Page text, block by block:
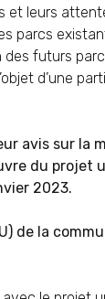
et leurs
parcs
futurs
d’une
avis sur la
du projet
2023.
de la